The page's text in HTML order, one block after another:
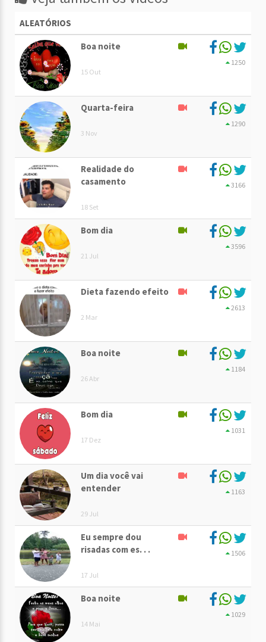
ALEATÓRIOS
Boa noite
15 Out
1250
Quarta-feira
3 Nov
1290
Realidade do
casamento
18 Set
3166
Bom dia
21 Jul
3596
Dieta fazendo efeito
2 Mar
2613
Boa noite
26 Abr
1184
Bom dia
17 Dez
1031
Um dia você vai
entender
29 Jul
1163
Eu sempre dou
risadas com es. . .
17 Jul
1506
Boa noite
14 Mai
1029